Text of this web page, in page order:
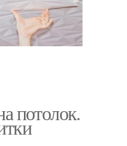
потолок.